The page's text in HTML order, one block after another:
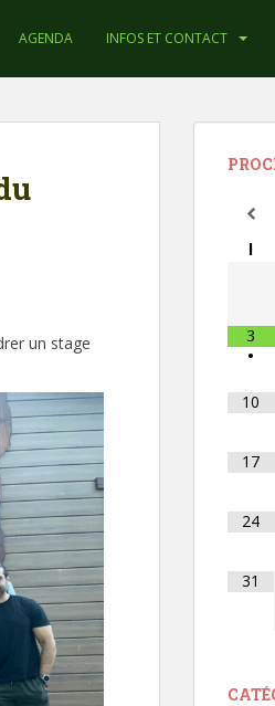
AGENDA INFOS ET CONTACT
un stage
l
3
•
10
17
24
31